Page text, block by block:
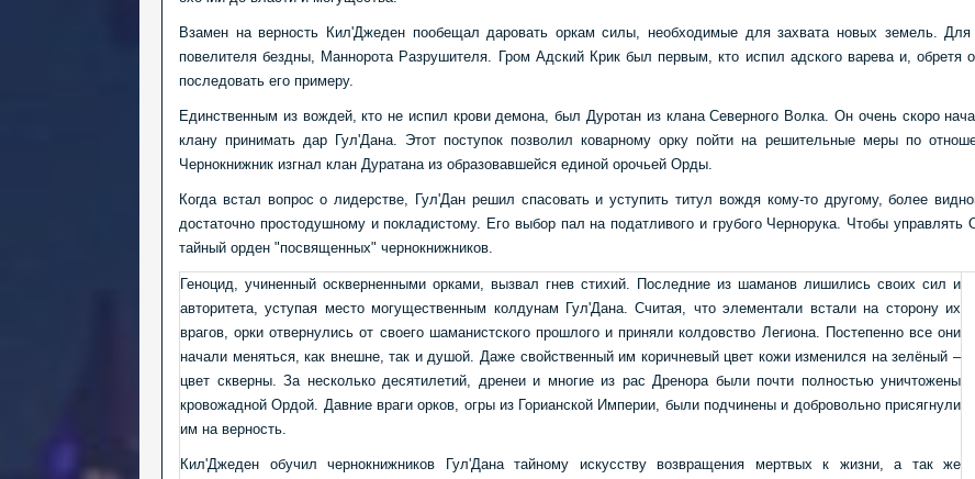
Взамен на верность Кил'Джеден пообещал даровать оркам силы, необходимые для захвата новых земель. Для
повелителя бездны, Маннорота Разрушителя. Гром Адский Крик был первым, кто испил адского варева и,
последовать его примеру.
Единственным из вождей, кто не испил крови демона, был Дуротан из клана Северного Волка. Он очень скоро
клану принимать дар Гул'Дана. Этот поступок позволил коварному орку пойти на решительные меры по
Чернокнижник изгнал клан Дуратана из образовавшейся единой орочьей Орды.
Когда встал вопрос о лидерстве, Гул'Дан решил спасовать и уступить титул вождя кому-то другому, более
достаточно простодушному и покладистому. Его выбор пал на податливого и грубого Чернорука. Чтобы
тайный орден "посвященных" чернокнижников.
Геноцид, учиненный оскверненными орками, вызвал гнев стихий. Последние из шаманов лишились своих сил и
авторитета, уступая место могущественным колдунам Гул'Дана. Считая, что элементали встали на сторону их
врагов, орки отвернулись от своего шаманистского прошлого и приняли колдовство Легиона. Постепенно все они
начали меняться, как внешне, так и душой. Даже свойственный им коричневый цвет кожи изменился на зелёный –
цвет скверны. За несколько десятилетий, дренеи и многие из рас Дренора были почти полностью уничтожены
кровожадной Ордой. Давние враги орков, огры из Горианской Империи, были подчинены и добровольно присягнули
им на верность.
Кил'Джеден обучил чернокнижников Гул'Дана тайному искусству возвращения мертвых к жизни, а так же